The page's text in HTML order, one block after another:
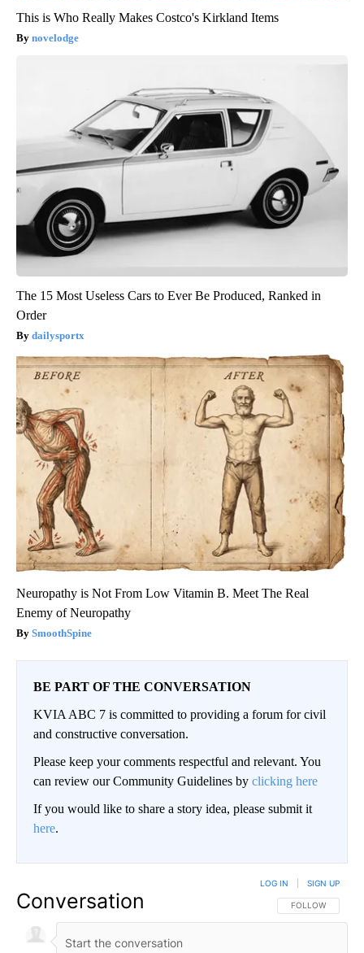
This is Who Really Makes Costco's Kirkland Items
novelodge
The 15 Most Useless Cars to Ever Be Produced, Ranked in
Order
dailysportx
Neuropathy is Not From Low Vitamin B. Meet The Real
Enemy of Neuropathy
SmoothSpine
BE PART OF THE CONVERSATION
KVIA ABC 7 is committed to providing a forum for civil
and constructive conversation.
Please keep your comments respectful and relevant. You
can review our Community Guidelines by clicking here
If you would like to share a story idea, please submit it
here.
Conversation FOLLOW THIS
FOLLOW
LOG IN SIGN UP